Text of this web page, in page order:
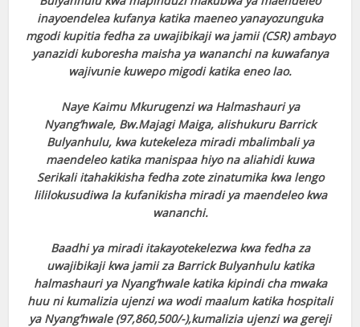
inayoendelea kufanya katika maeneo yanayozunguka
mgodi kupitia fedha za uwajibikaji wa jamii (CSR) ambayo
yanazidi kuboresha maisha ya wananchi na kuwafanya
wajivunie kuwepo migodi katika eneo lao.
Naye Kaimu Mkurugenzi wa Halmashauri ya
Nyang’hwale, Bw.Majagi Maiga, alishukuru Barrick
Bulyanhulu, kwa kutekeleza miradi mbalimbali ya
maendeleo katika manispaa hiyo na aliahidi kuwa
Serikali itahakikisha fedha zote zinatumika kwa lengo
lililokusudiwa la kufanikisha miradi ya maendeleo kwa
wananchi.
Baadhi ya miradi itakayotekelezwa kwa fedha za
uwajibikaji kwa jamii za Barrick Bulyanhulu katika
halmashauri ya Nyang’hwale katika kipindi cha mwaka
huu ni kumalizia ujenzi wa wodi maalum katika hospitali
ya Nyang’hwale (97,860,500/-),kumalizia ujenzi wa gereji